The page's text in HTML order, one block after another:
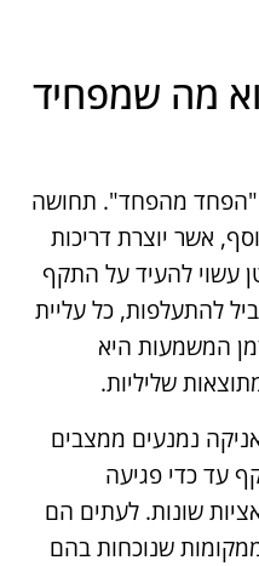
מה שמפחיד
"הפחד מהפחד". תחושה
אשר יוצרת דריכות
עשוי להעיד על התקף
להתעלפות, כל עליית
המשמעות היא
שליליות.
נמנעים ממצבים
עד כדי פגיעה
שונות. לעתים הם
שנוכחות בהם